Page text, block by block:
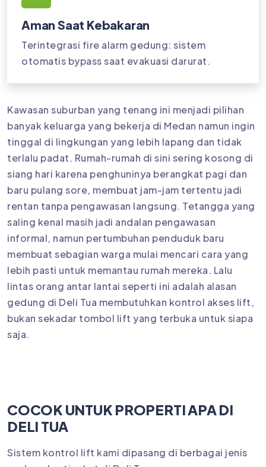
Aman Saat Kebakaran
Terintegrasi fire alarm gedung: sistem
otomatis bypass saat evakuasi darurat.
Kawasan suburban yang tenang ini menjadi pilihan
banyak keluarga yang bekerja di Medan namun ingin
tinggal di lingkungan yang lebih lapang dan tidak
terlalu padat. Rumah-rumah di sini sering kosong di
siang hari karena penghuninya berangkat pagi dan
baru pulang sore, membuat jam-jam tertentu jadi
rentan tanpa pengawasan langsung. Tetangga yang
saling kenal masih jadi andalan pengawasan
informal, namun pertumbuhan penduduk baru
membuat sebagian warga mulai mencari cara yang
lebih pasti untuk memantau rumah mereka. Lalu
lintas orang antar lantai seperti ini adalah alasan
gedung di Deli Tua membutuhkan kontrol akses lift,
bukan sekadar tombol lift yang terbuka untuk siapa
saja.
COCOK UNTUK PROPERTI APA DI
DELI TUA
Sistem kontrol lift kami dipasang di berbagai jenis